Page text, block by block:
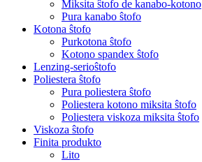
Miksita ŝtofo de kanabo-kotono
Pura kanabo ŝtofo
Kotona ŝtofo
Purkotona ŝtofo
Kotono spandex ŝtofo
Lenzing-serioŝtofo
Poliestera ŝtofo
Pura poliestera ŝtofo
Poliestera kotono miksita ŝtofo
Poliestera viskoza miksita ŝtofo
Viskoza ŝtofo
Finita produkto
Lito